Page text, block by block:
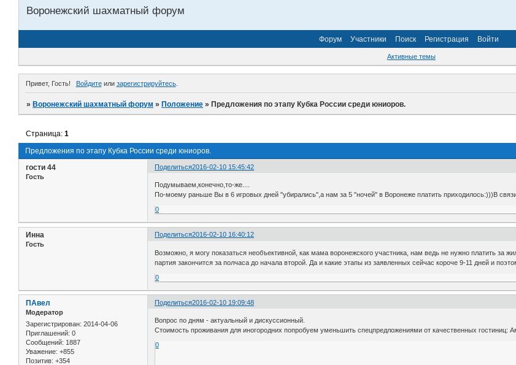
Воронежский шахматный форум
Форум Участники Поиск Регистрация Войти
Активные темы
Привет, Гость! Войдитеили зарегистрируйтесь.
»Воронежский шахматный форум »Положение »Предложения по этапу Кубка России среди юниоров.
Предложения по этапу Кубка России среди юниоров.
Страница:1
Поделиться2016-02-10 15:45:42
гости 44
Гость
Подумываем,конечно,то-же....
По-моему раньше Вы в 6 игровых дней "убирались",а нам за 5 "ночей" в Воронеже платить приходилось:)))В
0
Поделиться2016-02-10 16:40:12
Инна
Гость
Возможно, я могу показаться необъективной, как мама воронежского участника, нам ведь не нужно платить за
партия закончится за полчаса до начала второй. Да и какие этапы из заявленных сейчас короче 9-11 дней и
0
Поделиться2016-02-10 19:09:48
ПАвел
Модератор
Зарегистрирован: 2014-04-06
Приглашений: 0
Сообщений: 1887
Уважение: +855
Позитив: +354
Вопрос по дням - актуальный и дискуссионный.
Стоимость проживания для иногородних попробуем уменьшить спецпредложениями от качественных гостиниц:
0